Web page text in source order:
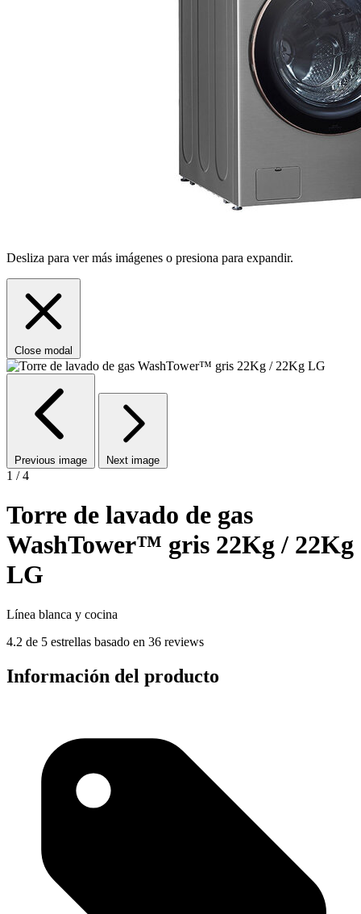
Desliza para ver más imágenes o presiona para expandir.
Close modal
Previous image Next image
1 / 4
Torre de lavado de gas
WashTower™ gris 22Kg / 22Kg
LG
Línea blanca y cocina
4.2 de 5 estrellas basado en 36 reviews
Información del producto